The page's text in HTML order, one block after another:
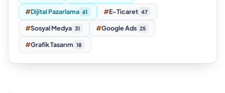
#Dijital Pazarlama 61 #E-Ticaret 47
#Sosyal Medya 31 #Google Ads 25
#Grafik Tasarım 18